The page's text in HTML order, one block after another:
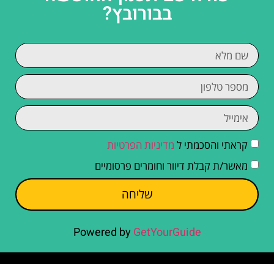
בבורובץ?
קראתי והסכמתי ל מדיניות הפרטיות
מאשר/ת קבלת דיוור וחומרים פרסומיים
שליחה
Powered by GetYourGuide